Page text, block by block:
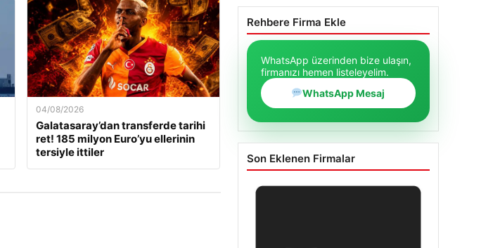
04/08/2026
Galatasaray’dan transferde tarihi
ret! 185 milyon Euro’yu ellerinin
tersiyle ittiler
Rehbere Firma Ekle
WhatsApp üzerinden bize ulaşın,
firmanızı hemen listeleyelim.
WhatsApp Mesaj
Son Eklenen Firmalar